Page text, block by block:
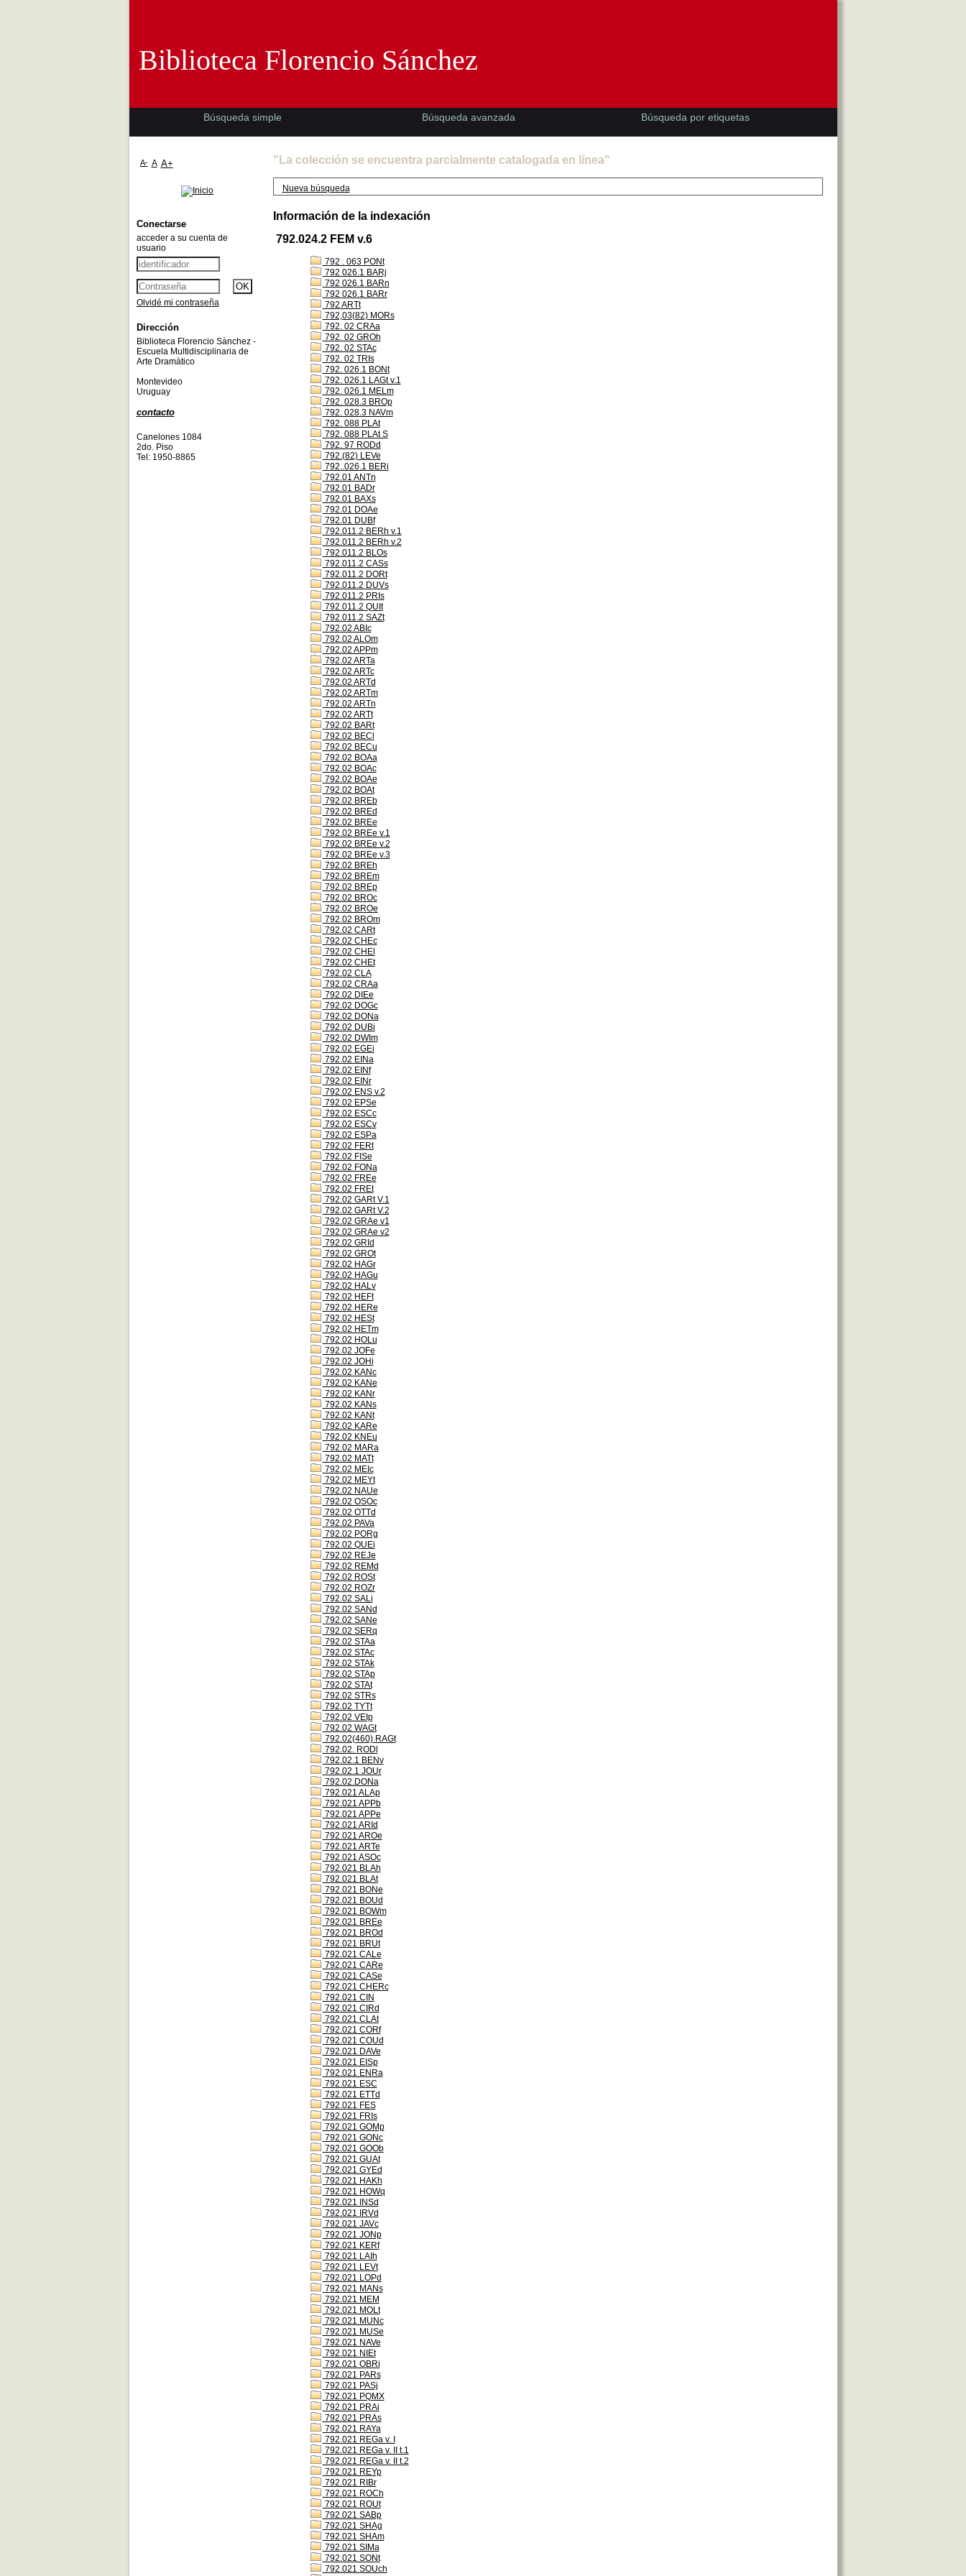
"La colección se encuentra parcialmente catalogada en línea"
Nueva búsqueda
Información de la indexación
792.024.2 FEM v.6
792 . 063 PONt
792 026.1 BARj
792 026.1 BARn
792 026.1 BARr
792 ARTt
792,03(82) MORs
792. 02 CRAa
792. 02 GROh
792. 02 STAc
792. 02 TRIs
792. 026.1 BONt
792. 026.1 LAGt v.1
792. 026.1 MELm
792. 028.3 BROp
792. 028.3 NAVm
792. 088 PLAt
792. 088 PLAt S
792. 97 RODd
792.(82) LEVe
792..026.1 BERi
792.01 ANTn
792.01 BADr
792.01 BAXs
792.01 DOAe
792.01 DUBf
792.011.2 BERh v.1
792.011.2 BERh v.2
792.011.2 BLOs
792.011.2 CASs
792.011.2 DORt
792.011.2 DUVs
792.011.2 PRIs
792.011.2 QUIt
792.011.2 SAZt
792.02 ABIc
792.02 ALOm
792.02 APPm
792.02 ARTa
792.02 ARTc
792.02 ARTd
792.02 ARTm
792.02 ARTn
792.02 ARTt
792.02 BARt
792.02 BECl
792.02 BECu
792.02 BOAa
792.02 BOAc
792.02 BOAe
792.02 BOAt
792.02 BREb
792.02 BREd
792.02 BREe
792.02 BREe v.1
792.02 BREe v.2
792.02 BREe v.3
792.02 BREh
792.02 BREm
792.02 BREp
792.02 BROc
792.02 BROe
792.02 BROm
792.02 CARt
792.02 CHEc
792.02 CHEl
792.02 CHEt
792.02 CLA
792.02 CRAa
792.02 DIEe
792.02 DOGc
792.02 DONa
792.02 DUBi
792.02 DWIm
792.02 EGEi
792.02 EINa
792.02 EINf
792.02 EINr
792.02 ENS v.2
792.02 EPSe
792.02 ESCc
792.02 ESCv
792.02 ESPa
792.02 FERt
792.02 FISe
792.02 FONa
792.02 FREe
792.02 FREt
792.02 GARt V.1
792.02 GARt V.2
792.02 GRAe v1
792.02 GRAe v2
792.02 GRId
792.02 GROt
792.02 HAGr
792.02 HAGu
792.02 HALv
792.02 HEFt
792.02 HERe
792.02 HESt
792.02 HETm
792.02 HOLu
792.02 JOFe
792.02 JOHi
792.02 KANc
792.02 KANe
792.02 KANr
792.02 KANs
792.02 KANt
792.02 KARe
792.02 KNEu
792.02 MARa
792.02 MATt
792.02 MEIc
792.02 MEYt
792.02 NAUe
792.02 OSOc
792.02 OTTd
792.02 PAVa
792.02 PORg
792.02 QUEi
792.02 REJe
792.02 REMd
792.02 ROSt
792.02 ROZr
792.02 SALi
792.02 SANd
792.02 SANe
792.02 SERq
792.02 STAa
792.02 STAc
792.02 STAk
792.02 STAp
792.02 STAt
792.02 STRs
792.02 TYTt
792.02 VEIp
792.02 WAGt
792.02(460) RAGt
792.02. RODl
792.02.1 BENv
792.02.1 JOUr
792.02.DONa
792.021 ALAp
792.021 APPb
792.021 APPe
792.021 ARId
792.021 AROe
792.021 ARTe
792.021 ASOc
792.021 BLAh
792.021 BLAt
792.021 BONe
792.021 BOUd
792.021 BOWm
792.021 BREe
792.021 BROd
792.021 BRUt
792.021 CALe
792.021 CARe
792.021 CASe
792.021 CHERc
792.021 CIN
792.021 CIRd
792.021 CLAt
792.021 CORf
792.021 COUd
792.021 DAVe
792.021 EISp
792.021 ENRa
792.021 ESC
792.021 ETTd
792.021 FES
792.021 FRIs
792.021 GOMp
792.021 GONc
792.021 GOOb
792.021 GUAt
792.021 GYEd
792.021 HAKh
792.021 HOWq
792.021 INSd
792.021 IRVd
792.021 JAVc
792.021 JONp
792.021 KERf
792.021 LAIh
792.021 LEVt
792.021 LOPd
792.021 MANs
792.021 MEM
792.021 MOLt
792.021 MUNc
792.021 MUSe
792.021 NAVe
792.021 NIEt
792.021 OBRi
792.021 PARs
792.021 PASj
792.021 PQMX
792.021 PRAi
792.021 PRAs
792.021 RAYa
792.021 REGa v. I
792.021 REGa v. II t.1
792.021 REGa v. II t.2
792.021 REYp
792.021 RIBr
792.021 ROCh
792.021 ROUt
792.021 SABp
792.021 SHAg
792.021 SHAm
792.021 SIMa
792.021 SONt
792.021 SOUch
Biblioteca Florencio Sánchez
Búsqueda simple Búsqueda avanzada Búsqueda por etiquetas
A- A A+
Conectarse
acceder a su cuenta de
usuario
Olvidé mi contraseña
Dirección
Biblioteca Florencio Sànchez -
Escuela Multidisciplinaria de
Arte Dramàtico
Montevideo
Uruguay
contacto
Canelones 1084
2do. Piso
Tel: 1950-8865